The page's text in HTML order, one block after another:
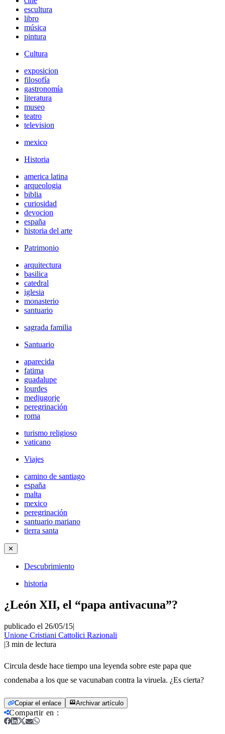
escultura
libro
música
pintura
Cultura
exposicion
filosofía
gastronomía
literatura
museo
teatro
television
mexico
Historia
america latina
arqueologia
biblia
curiosidad
devocion
españa
historia del arte
Patrimonio
arquitectura
basilica
catedral
iglesia
monasterio
santuario
sagrada familia
Santuario
aparecida
fatima
guadalupe
lourdes
medjugorje
peregrinación
roma
turismo religioso
vaticano
Viajes
camino de santiago
españa
malta
mexico
peregrinación
santuario mariano
tierra santa
✕
Descubrimiento
historia
¿León XII, el “papa antivacuna”?
publicado el 26/05/15|
Unione Cristiani Cattolici Razionali
|3 min de lectura
Circula desde hace tiempo una leyenda sobre este papa que
condenaba a los que se vacunaban contra la viruela. ¿Es cierta?
Copiar el enlace Archivar artículo
Compartir en :